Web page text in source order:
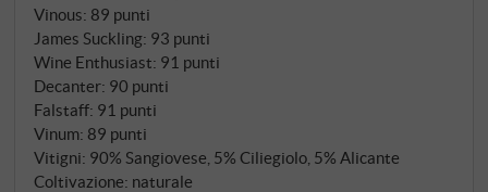
combina il Sangiovese (90%) con l'Alicante e
l'autoctono Ciliegiolo (5% ciascuno) provenienti da
vigneti esposti a sud-ovest a un'altitudine compresa
tra 50 e 250 metri. Le viti, alcune delle quali hanno
più di 40 anni, sono radicate in terreni ricchi di
scheletro, argillosi e ferrosi, rinfrescati dalle brezze
marine e rafforzati da forti escursioni termiche
Vinous: 89 punti
James Suckling: 93 punti
Wine Enthusiast: 91 punti
Decanter: 90 punti
Falstaff: 91 punti
Vinum: 89 punti
Vitigni: 90% Sangiovese, 5% Ciliegiolo, 5% Alicante
Coltivazione: naturale